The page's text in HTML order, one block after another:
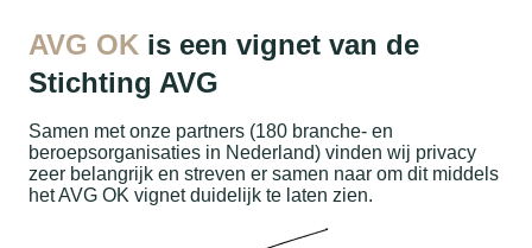
AVG OK is een vignet van de
Stichting AVG
Samen met onze partners (180 branche- en
beroepsorganisaties in Nederland) vinden wij privacy
zeer belangrijk en streven er samen naar om dit middels
het AVG OK vignet duidelijk te laten zien.